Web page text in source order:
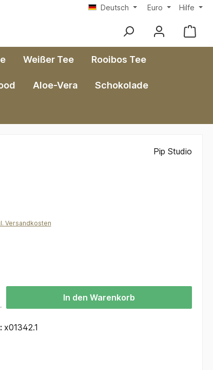
Deutsch Euro Hilfe
Weißer Tee Rooibos Tee
Aloe-Vera Schokolade
Pip Studio
Versandkosten
In den Warenkorb
x01342.1